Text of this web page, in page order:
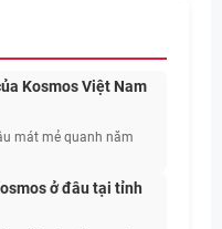
Kosmos Việt Nam
mát mẻ quanh năm
ở đâu tại tỉnh